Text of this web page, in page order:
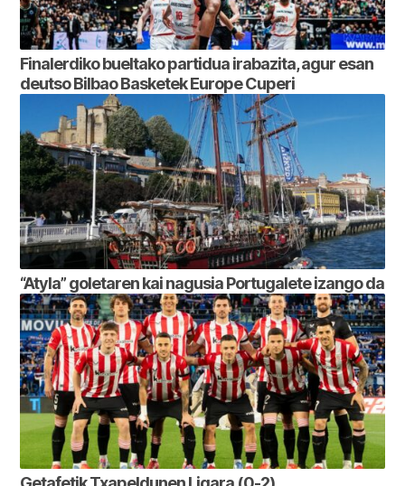
Finalerdiko bueltako partidua irabazita, agur esan
deutso Bilbao Basketek Europe Cuperi
“Atyla” goletaren kai nagusia Portugalete izango da